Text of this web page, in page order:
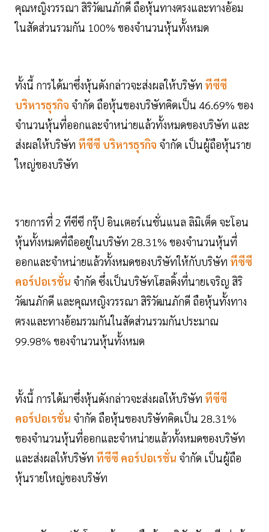
คุณหญิงวรรณา สิริวัฒนภักดี ถือหุ้นทางตรงและทางอ้อม
ในสัดส่วนรวมกัน 100% ของจำนวนหุ้นทั้งหมด
ทั้งนี้ การได้มาซึ่งหุ้นดังกล่าวจะส่งผลให้บริษัท ทีซีซี
บริหารธุรกิจ จำกัด ถือหุ้นของบริษัทคิดเป็น 46.69% ของ
จำนวนหุ้นที่ออกและจำหน่ายแล้วทั้งหมดของบริษัท และ
ส่งผลให้บริษัท ทีซีซี บริหารธุรกิจ จำกัด เป็นผู้ถือหุ้นราย
ใหญ่ของบริษัท
รายการที่ 2 ทีซีซี กรุ๊ป อินเตอร์เนชั่นแนล ลิมิเต็ด จะโอน
หุ้นทั้งหมดที่ถืออยู่ในบริษัท 28.31% ของจำนวนหุ้นที่
ออกและจำหน่ายแล้วทั้งหมดของบริษัทให้กับบริษัท ทีซีซี
คอร์ปอเรชั่น จำกัด ซึ่งเป็นบริษัทโฮลดิ้งที่นายเจริญ สิริ
วัฒนภักดี และคุณหญิงวรรณา สิริวัฒนภักดี ถือหุ้นทั้งทาง
ตรงและทางอ้อมรวมกันในสัดส่วนรวมกันประมาณ
99.98% ของจำนวนหุ้นทั้งหมด
ทั้งนี้ การได้มาซึ่งหุ้นดังกล่าวจะส่งผลให้บริษัท ทีซีซี
คอร์ปอเรชั่น จำกัด ถือหุ้นของบริษัทคิดเป็น 28.31%
ของจำนวนหุ้นที่ออกและจำหน่ายแล้วทั้งหมดของบริษัท
และส่งผลให้บริษัท ทีซีซี คอร์ปอเรชั่น จำกัด เป็นผู้ถือ
หุ้นรายใหญ่ของบริษัท